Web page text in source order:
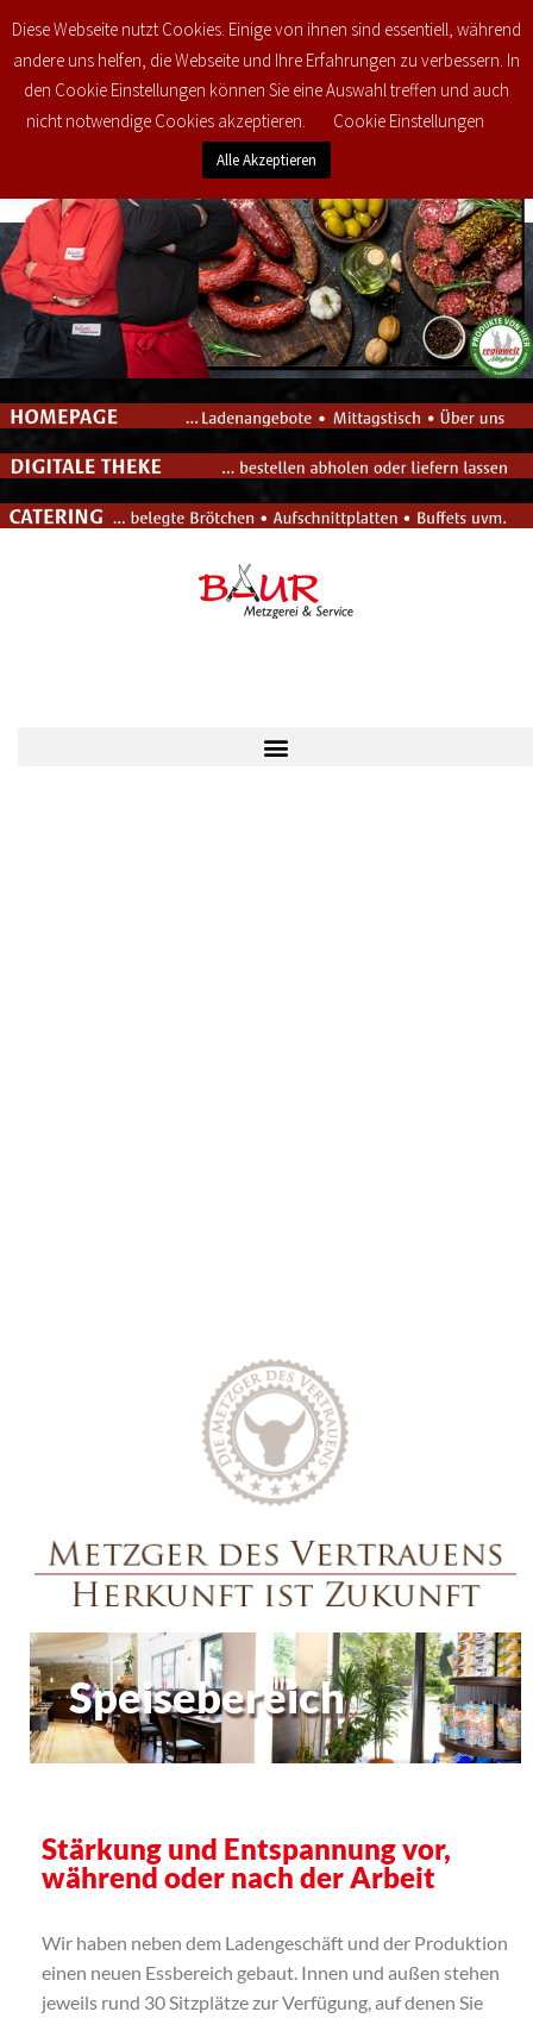
€0,00 0
Speisebereich
Stärkung und Entspannung vor,
während oder nach der Arbeit
Wir haben neben dem Ladengeschäft und der Produktion
einen neuen Essbereich gebaut. Innen und außen stehen
jeweils rund 30 Sitzplätze zur Verfügung, auf denen Sie
Diese Webseite nutzt Cookies. Einige von ihnen sind essentiell, während
andere uns helfen, die Webseite und Ihre Erfahrungen zu verbessern. In
den Cookie Einstellungen können Sie eine Auswahl treffen und auch
nicht notwendige Cookies akzeptieren.
Cookie Einstellungen
Alle Akzeptieren